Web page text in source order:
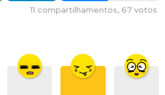
11 compartilhamentos, 67 votos